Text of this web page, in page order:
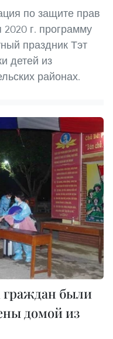
по защите прав
г. программу
праздник Тэт
детей из
районах.
граждан были
домой из